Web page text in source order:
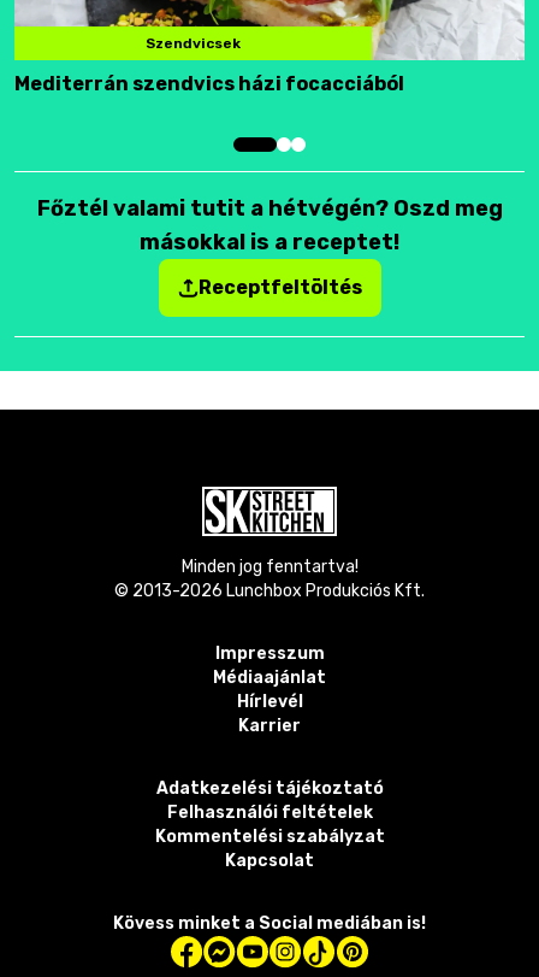
Szendvicsek
Mediterrán szendvics házi focacciából
Főztél valami tutit a hétvégén? Oszd meg
másokkal is a receptet!
Receptfeltöltés
Minden jog fenntartva!
© 2013-2026 Lunchbox Produkciós Kft.
Impresszum
Médiaajánlat
Hírlevél
Karrier
Adatkezelési tájékoztató
Felhasználói feltételek
Kommentelési szabályzat
Kapcsolat
Kövess minket a Social mediában is!